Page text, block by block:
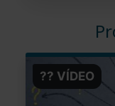
?? VÍDEO